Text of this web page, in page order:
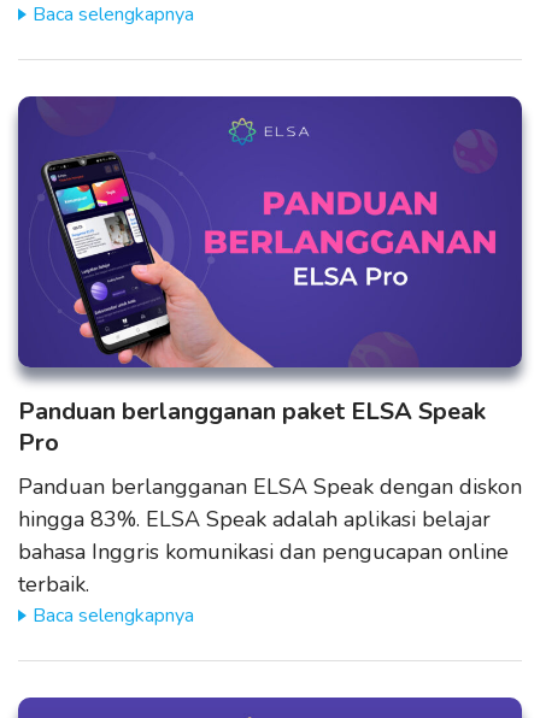
Baca selengkapnya
Panduan berlangganan paket ELSA Speak
Pro
Panduan berlangganan ELSA Speak dengan diskon
hingga 83%. ELSA Speak adalah aplikasi belajar
bahasa Inggris komunikasi dan pengucapan online
terbaik.
Baca selengkapnya